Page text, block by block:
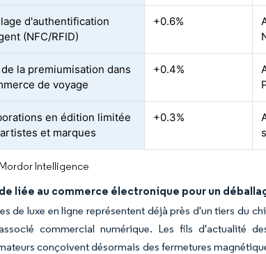
d'authentification
(NFC/RFID)
+0.6%
la premiumisation dans
de voyage
+0.4%
en édition limitée
et marques
+0.3%
Intelligence
liée au commerce électronique pour un
de luxe en ligne représentent déjà près d'un tiers du
commercial numérique. Les fils d'actualité
conçoivent désormais des fermetures